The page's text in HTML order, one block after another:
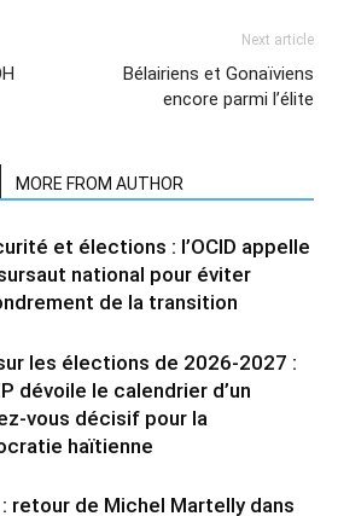
Next article
Bélairiens et Gonaïviens
encore parmi l’élite
MORE FROM AUTHOR
et élections : l’OCID appelle
national pour éviter
de la transition
les élections de 2026-2027 :
dévoile le calendrier d’un
vous décisif pour la
haïtienne
retour de Michel Martelly dans